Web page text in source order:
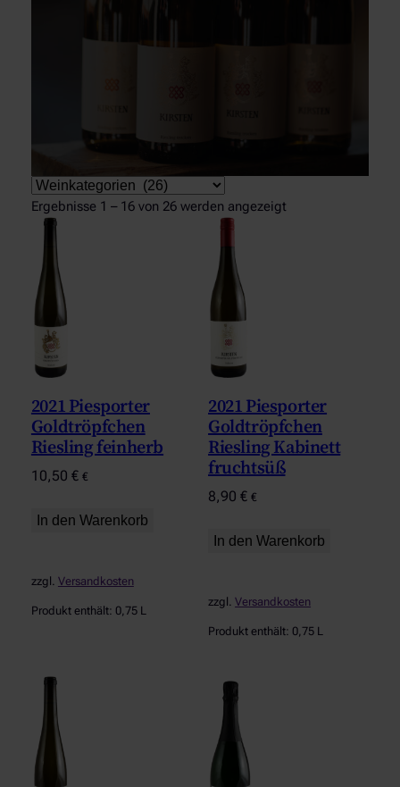
Produktkategorien
Ergebnisse 1 – 16 von 26 werden angezeigt
2021 Piesporter
Goldtröpfchen
Riesling feinherb
10,50 € €
In den Warenkorb
zzgl. Versandkosten
Produkt enthält: 0,75 L
2021 Piesporter
Goldtröpfchen
Riesling Kabinett
fruchtsüß
8,90€ €
In den Warenkorb
zzgl.Versandkosten
Produkt enthält: 0,75 L